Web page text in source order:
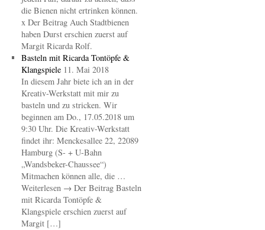
die Bienen nicht ertrinken können.
x Der Beitrag Auch Stadtbienen
haben Durst erschien zuerst auf
Margit Ricarda Rolf.
Basteln mit Ricarda Tontöpfe &
Klangspiele 11. Mai 2018
In diesem Jahr biete ich an in der
Kreativ-Werkstatt mit mir zu
basteln und zu stricken. Wir
beginnen am Do., 17.05.2018 um
9:30 Uhr. Die Kreativ-Werkstatt
findet ihr: Menckesallee 22, 22089
Hamburg (S- + U-Bahn
„Wandsbeker-Chaussee“)
Mitmachen können alle, die …
Weiterlesen → Der Beitrag Basteln
mit Ricarda Tontöpfe &
Klangspiele erschien zuerst auf
Margit […]